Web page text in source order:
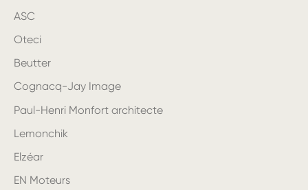
ASC
Oteci
Beutter
Cognacq-Jay Image
Paul-Henri Monfort architecte
Lemonchik
Elzéar
EN Moteurs